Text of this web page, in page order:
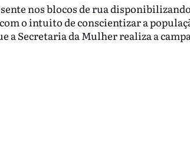
nos blocos de rua
o intuito de conscientizar a
a Secretaria da Mulher realiza a